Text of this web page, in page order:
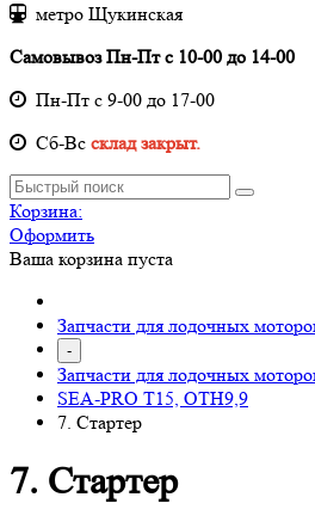
метро Щукинская
Самовывоз Пн-Пт с 10-00 до 14-00
Пн-Пт с 9-00 до 17-00
Cб-Вс склад закрыт.
Корзина:
Оформить
Ваша корзина пуста
Запчасти для лодочных
-
Запчасти для лодочных
SEA-PRO Т15, ОТН9,9
7. Стартер
7. Стартер